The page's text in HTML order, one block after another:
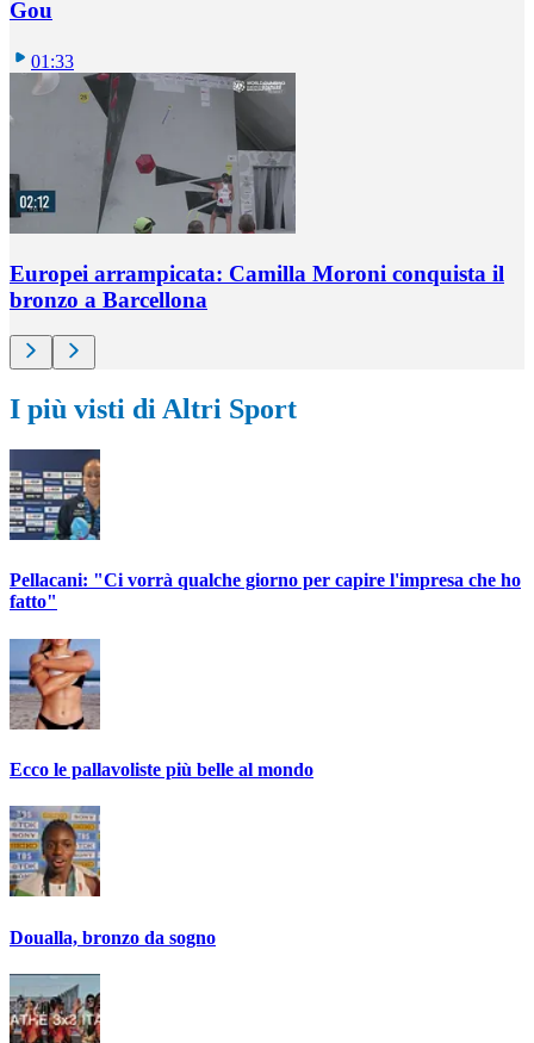
Gou
01:33
Europei arrampicata: Camilla Moroni conquista il
bronzo a Barcellona
I più visti di Altri Sport
Pellacani: "Ci vorrà qualche giorno per capire l'impresa che ho
fatto"
Ecco le pallavoliste più belle al mondo
Doualla, bronzo da sogno